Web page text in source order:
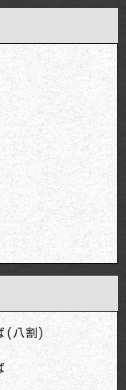
(八割)